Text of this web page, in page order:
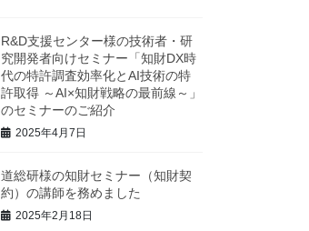
R&D支援センター様の技術者・研
究開発者向けセミナー「知財DX時
代の特許調査効率化とAI技術の特
許取得 ～AI×知財戦略の最前線～」
のセミナーのご紹介
2025年4月7日
道総研様の知財セミナー（知財契
約）の講師を務めました
2025年2月18日